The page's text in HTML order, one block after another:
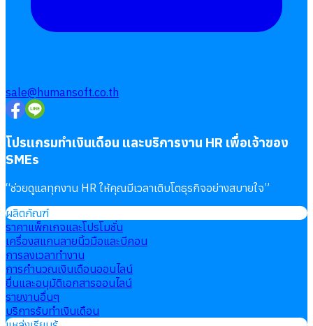
sale@humansoft.co.th
โปรแกรมทำเงินเดือน และบริการงาน HR เพื่อเจ้าของ
SMEs
“ช่วยดูแลทุกงาน HR ให้คุณมีเวลาเติบโตธุรกิจอย่างสบายใจ”
ผลิตภัณฑ์
ราคาแพ็กเกจและโปรโมชั่น
เครื่องสแกนลายนิ้วมือและบีคอน
การลงเวลาทำงาน
การคำนวณเงินเดือนออนไลน์
ยื่นและอนุมัติเอกสารออนไลน์
รายงานอื่นๆ
บริการรับทำเงินเดือน